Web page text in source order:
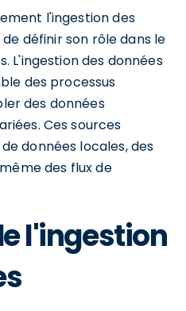
l'ingestion des
définir son rôle dans le
L'ingestion des données
des processus
des données
Ces sources
données locales, des
des flux de
l'ingestion